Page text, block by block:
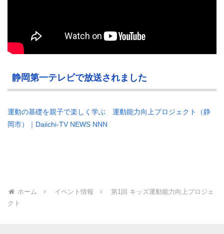
静岡第一テレビで放送されました
運動の基礎を親子で楽しく学ぶ 運動能力向上プロジェクト（静
岡市）｜Daiichi-TV NEWS NNN
ホーム イベント情報
第1回 キッズ運動能力向上プロジェ
クト